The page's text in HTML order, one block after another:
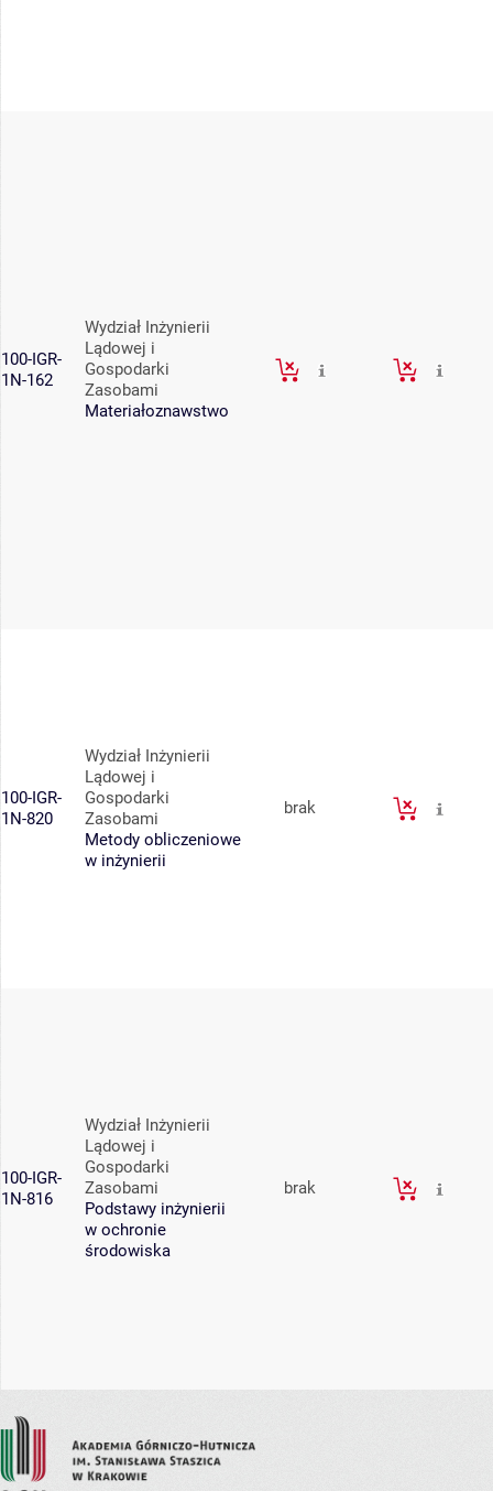
100-IGR-
1N-162
Wydział Inżynierii
Lądowej i
Gospodarki
Zasobami
Materiałoznawstwo
100-IGR-
1N-820
Wydział Inżynierii
Lądowej i
Gospodarki
Zasobami
Metody obliczeniowe
w inżynierii
brak
100-IGR-
1N-816
Wydział Inżynierii
Lądowej i
Gospodarki
Zasobami
Podstawy inżynierii
w ochronie
środowiska
brak